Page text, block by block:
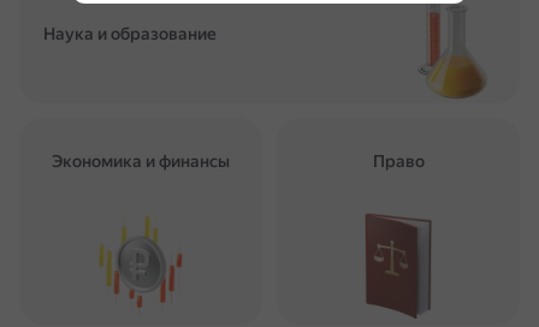
Наука и образование
Экономика и финансы Право